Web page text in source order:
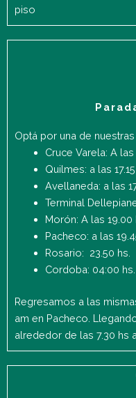
piso
Optá por una de
Cruce Varela: A las
Quilmes: a las 17.15
Avellaneda: a las
Terminal
Morón: A las 19.00
Pacheco: a las
Rosario: 23.50 hs.
Cordoba: 04:00 hs.
Regresamos a las
am en Pacheco.
alrededor de las 7.30 hs